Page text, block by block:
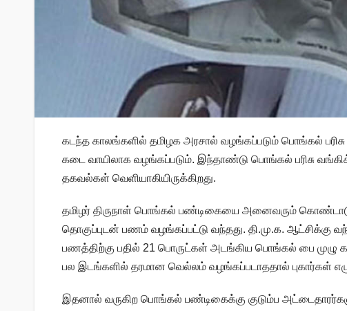
கடந்த காலங்களில் தமிழக அரசால் வழங்கப்படும் பொங்கல்
கடை வாயிலாக வழங்கப்படும். இந்தாண்டு பொங்கல் பரிசு
தகவல்கள் வெளியாகியிருக்கிறது.
தமிழர் திருநாள் பொங்கல் பண்டிகையை அனைவரும்
தொகுப்புடன் பணம் வழங்கப்பட்டு வந்தது. தி.மு.க. ஆட்சிக்கு
பணத்திற்கு பதில் 21 பொருட்கள் அடங்கிய பொங்கல் பை முழு
பல இடங்களில் தரமான வெல்லம் வழங்கப்படாததால் புகார்கள்
இதனால் வருகிற பொங்கல் பண்டிகைக்கு குடும்ப